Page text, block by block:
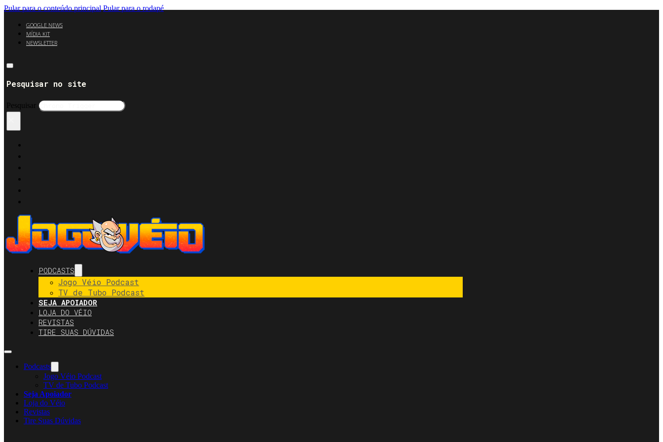
Pular para o conteúdo principal Pular para o rodapé
GOOGLE NEWS
MÍDIA KIT
NEWSLETTER
Pesquisar no site
Pesquisar
PODCASTS
Jogo Véio Podcast
TV de Tubo Podcast
SEJA APOIADOR
LOJA DO VÉIO
REVISTAS
TIRE SUAS DÚVIDAS
Podcasts
Jogo Véio Podcast
TV de Tubo Podcast
Seja Apoiador
Loja do Véio
Revistas
Tire Suas Dúvidas